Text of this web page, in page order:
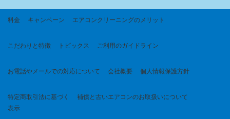
料金 キャンペーン エアコンクリーニングのメリット
こだわりと特徴 トピックス ご利用のガイドライン
お電話やメールでの対応について 会社概要 個人情報保護方針
特定商取引法に基づく
表示
補償と古いエアコンのお取扱いについて